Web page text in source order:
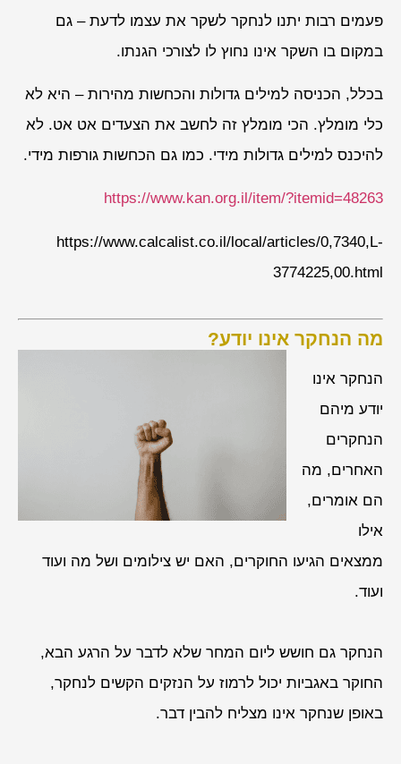
פעמים רבות יתנו לנחקר לשקר את עצמו לדעת – גם
במקום בו השקר אינו נחוץ לו לצורכי הגנתו.
בכלל, הכניסה למילים גדולות והכחשות מהירות – היא לא
כלי מומלץ. הכי מומלץ זה לחשב את הצעדים אט אט. לא
להיכנס למילים גדולות מידי. כמו גם הכחשות גורפות מידי.
https://www.kan.org.il/item/?itemid=48263
https://www.calcalist.co.il/local/articles/0,7340,L-
3774225,00.html
מה הנחקר אינו יודע?
הנחקר אינו
יודע מיהם
הנחקרים
האחרים, מה
הם אומרים,
אילו
ממצאים הגיעו החוקרים, האם יש צילומים ושל מה ועוד
ועוד.
הנחקר גם חושש ליום המחר שלא לדבר על הרגע הבא,
החוקר באגביות יכול לרמוז על הנזקים הקשים לנחקר,
באופן שנחקר אינו מצליח להבין דבר.